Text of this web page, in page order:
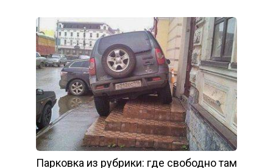
Парковка из рубрики: где свободно там